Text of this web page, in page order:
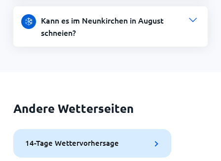
Kann es im Neunkirchen in August
schneien?
Andere Wetterseiten
14-Tage Wettervorhersage